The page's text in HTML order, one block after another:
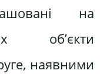
на
об’єкти
наявними